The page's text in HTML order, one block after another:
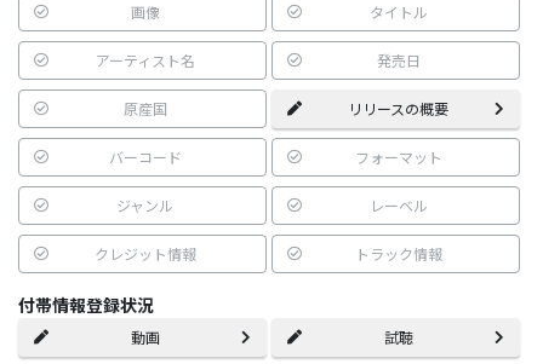
画像 タイトル
アーティスト名 発売日
原産国 リリースの概要
バーコード フォーマット
ジャンル レーベル
クレジット情報 トラック情報
付帯情報登録状況
動画 試聴